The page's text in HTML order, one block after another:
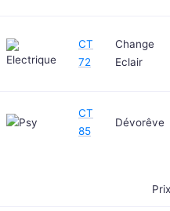
CT
72
Change
Eclair
CT
85
Dévorêve
Prix